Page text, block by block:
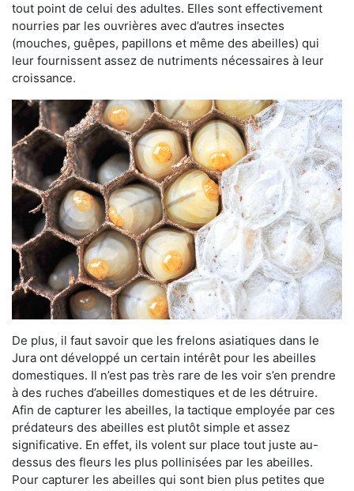
tout point de celui des adultes. Elles sont effectivement
nourries par les ouvrières avec d’autres insectes
(mouches, guêpes, papillons et même des abeilles) qui
leur fournissent assez de nutriments nécessaires à leur
croissance.
De plus, il faut savoir que les frelons asiatiques dans le
Jura ont développé un certain intérêt pour les abeilles
domestiques. Il n’est pas très rare de les voir s’en prendre
à des ruches d’abeilles domestiques et de les détruire.
Afin de capturer les abeilles, la tactique employée par ces
prédateurs des abeilles est plutôt simple et assez
significative. En effet, ils volent sur place tout juste au-
dessus des fleurs les plus pollinisées par les abeilles.
Pour capturer les abeilles qui sont bien plus petites que